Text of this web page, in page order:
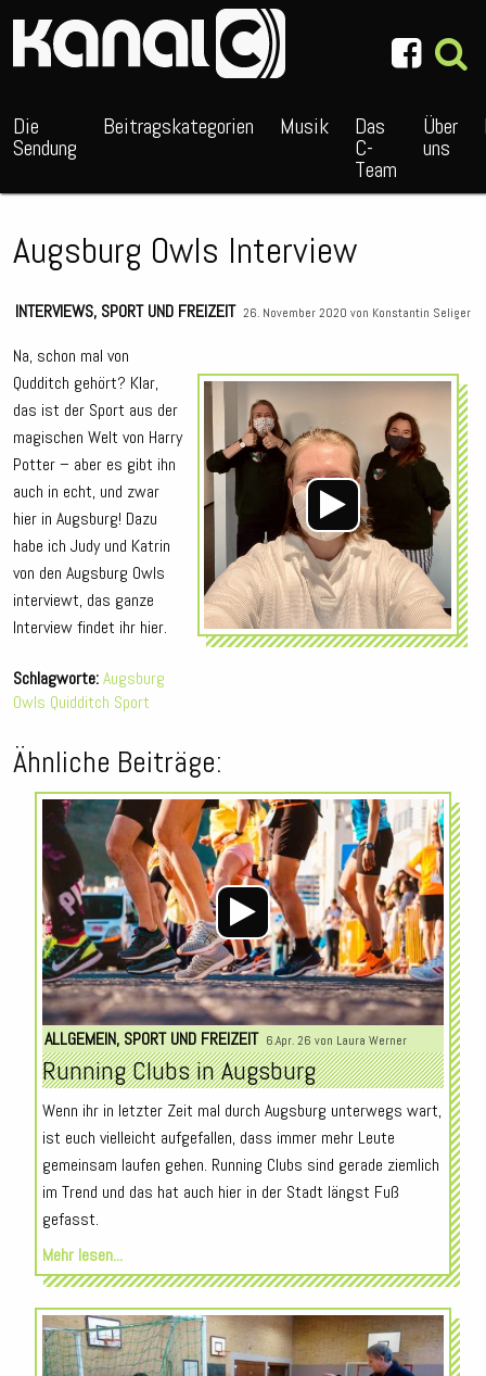
Die
Sendung
Beitragskategorien Musik Das
C-
Team
Über
uns
Augsburg Owls Interview
INTERVIEWS, SPORT UND FREIZEIT 26. November 2020 von Konstantin Seliger
Na, schon mal von
Qudditch gehört? Klar,
das ist der Sport aus der
magischen Welt von Harry
Potter – aber es gibt ihn
auch in echt, und zwar
hier in Augsburg! Dazu
habe ich Judy und Katrin
von den Augsburg Owls
interviewt, das ganze
Interview findet ihr hier.
Schlagworte:Augsburg
Owls Quidditch Sport
Ähnliche Beiträge:
Audio-
Player
ALLGEMEIN, SPORT UND FREIZEIT 6.Apr. 26 von Laura Werner
Running Clubs in Augsburg
Wenn ihr in letzter Zeit mal durch Augsburg unterwegs wart,
ist euch vielleicht aufgefallen, dass immer mehr Leute
gemeinsam laufen gehen. Running Clubs sind gerade ziemlich
im Trend und das hat auch hier in der Stadt längst Fuß
gefasst.
Mehr lesen...
Audio-
Player